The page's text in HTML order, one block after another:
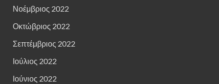
Νοέμβριος 2022
Οκτώβριος 2022
Σεπτέμβριος 2022
Ιούλιος 2022
Ιούνιος 2022